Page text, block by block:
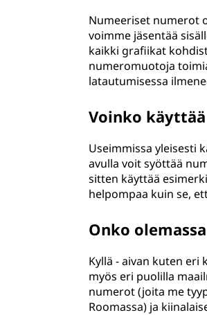
Numeeriset numerot
voimme jäsentää
kaikki grafiikat
numeromuotoja
latautumisessa
Voinko
Useimmissa yleisesti
avulla voit syöttää
sitten käyttää
helpompaa kuin se,
Onko
Kyllä - aivan kuten
myös eri puolilla
numerot (joita me
Roomassa) ja